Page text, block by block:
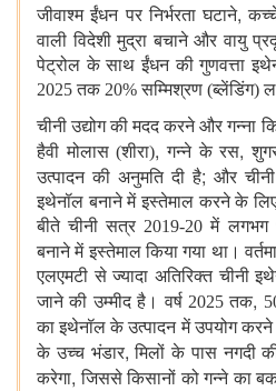
जीवाश्म ईंधन पर निर्भरता घटाने,
वाली विदेशी मुद्रा बचाने और वायु
पेट्रोल के साथ ईंधन की गुणवत्ता
2025 तक 20% सम्मिश्रण (ब्लेंडिंग)
चीनी उद्योग की मदद करने और गन्ना
हैवी मोलास (शीरा),गन्ने के रस,
उत्पादन की अनुमति दी है; और
इथेनॉल बनाने में इस्तेमाल करने के लिए
बीते चीनी सत्र 2019-20 में लगभग
बनाने में इस्तेमाल किया गया था।
एलएमटी से ज्यादा अतिरिक्त चीनी
जाने की उम्मीद है।वर्ष 2025 तक,
का इथेनॉल के उत्पादन में उपयोग करने
के उच्च भंडार,मिलों के पास नगदी
करेगा,जिससे किसानों को गन्ने का